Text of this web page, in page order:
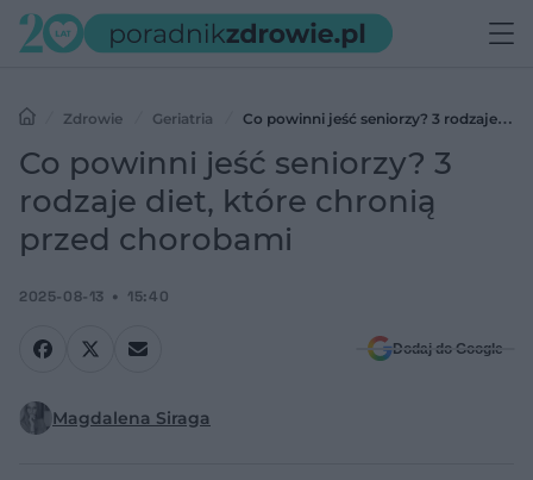
Zdrowie Geriatria
Co powinni jeść seniorzy? 3 rodzaje
diet, które chronią przed chorobami
Co powinni jeść seniorzy? 3
rodzaje diet, które chronią
przed chorobami
2025-08-13 15:40
Dodaj do Google
Magdalena Siraga